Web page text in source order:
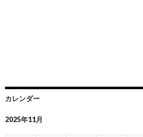
カレンダー
2025年11月